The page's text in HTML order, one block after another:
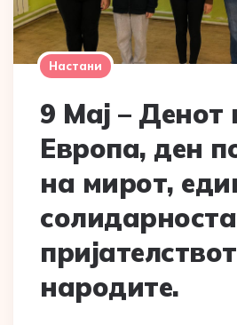
Настани
9 Мај – Денот
Европа, ден
на мирот,
народите.